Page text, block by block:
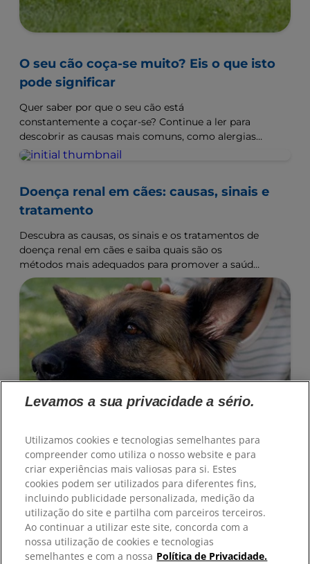
O seu cão coça-se muito? Eis o que isto
pode significar
Quer saber por que o seu cão está
constantemente a coçar-se? Continue a ler para
descobrir as causas mais comuns, como alergias
ou parasitas, e saiba como pode ajudar o seu cão.
Doença renal em cães: causas, sinais e
tratamento
Descubra as causas, os sinais e os tratamentos de
doença renal em cães e saiba quais são os
métodos mais adequados para promover a saúde
renal do seu cão. Saiba mais com a Hill's Pet
Nutrition.
Levamos a sua privacidade a sério.
Utilizamos cookies e tecnologias semelhantes para
compreender como utiliza o nosso website e para
criar experiências mais valiosas para si. Estes
cookies podem ser utilizados para diferentes fins,
incluindo publicidade personalizada, medição da
utilização do site e partilha com parceiros terceiros.
Ao continuar a utilizar este site, concorda com a
nossa utilização de cookies e tecnologias
semelhantes e com a nossa Política de Privacidade.